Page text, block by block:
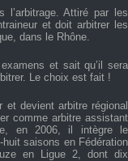
Attiré par les
et doit arbitrer les
dans le Rhône.
et sait qu’il sera
Le choix est fait !
devient arbitre régional
comme arbitre assistant
en 2006, il intègre le
saisons en Fédération
en Ligue 2, dont dix